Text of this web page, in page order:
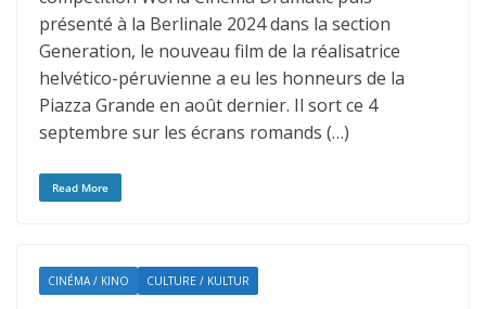
présenté à la Berlinale 2024 dans la section
Generation, le nouveau film de la réalisatrice
helvético-péruvienne a eu les honneurs de la
Piazza Grande en août dernier. Il sort ce 4
septembre sur les écrans romands (…)
Read More
CINÉMA / KINO CULTURE / KULTUR